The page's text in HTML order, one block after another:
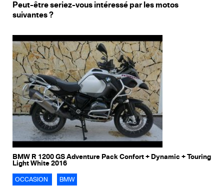
Peut-être seriez-vous intéressé par les motos
suivantes ?
BMW R 1200 GS Adventure Pack Confort + Dynamic + Touring
Light White 2016
OCCASION BMW